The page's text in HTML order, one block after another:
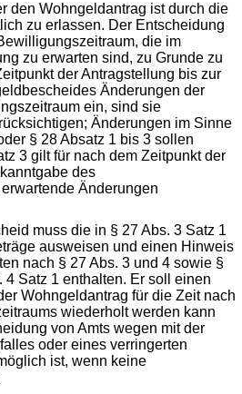
den Wohngeldantrag ist durch die
zu erlassen. Der Entscheidung
die im
zu erwarten sind, zu Grunde zu
der Antragstellung bis zur
Änderungen der
ein, sind sie
Änderungen im Sinne
§ 28 Absatz 1 bis 3 sollen
3 gilt für nach dem Zeitpunkt der
des
Änderungen
muss die in § 27 Abs. 3 Satz 1
ausweisen und einen Hinweis
nach § 27 Abs. 3 und 4 sowie §
4 Satz 1 enthalten. Er soll einen
Wohngeldantrag für die Zeit nach
wiederholt werden kann
von Amts wegen mit der
oder eines verringerten
ist, wenn keine